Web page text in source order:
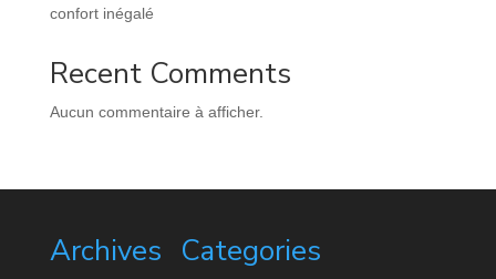
confort inégalé
Recent Comments
Aucun commentaire à afficher.
Archives Categories